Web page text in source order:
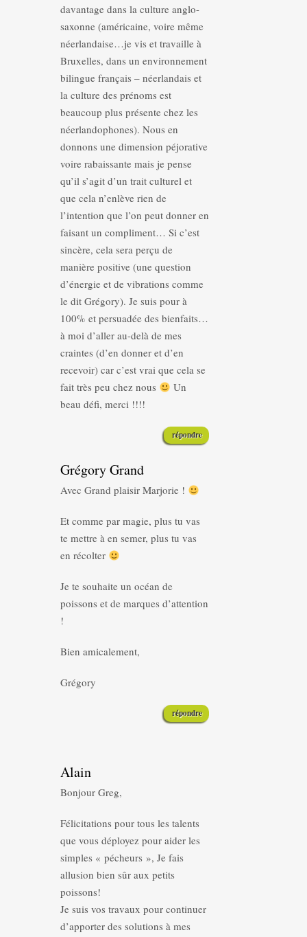
davantage dans la culture anglo-
saxonne (américaine, voire même
néerlandaise…je vis et travaille à
Bruxelles, dans un environnement
bilingue français – néerlandais et
la culture des prénoms est
beaucoup plus présente chez les
néerlandophones). Nous en
donnons une dimension péjorative
voire rabaissante mais je pense
qu’il s’agit d’un trait culturel et
que cela n’enlève rien de
l’intention que l’on peut donner en
faisant un compliment… Si c’est
sincère, cela sera perçu de
manière positive (une question
d’énergie et de vibrations comme
le dit Grégory). Je suis pour à
100% et persuadée des bienfaits…
à moi d’aller au-delà de mes
craintes (d’en donner et d’en
recevoir) car c’est vrai que cela se
fait très peu chez nous
Un
beau défi, merci !!!!
répondre
Grégory Grand
Avec Grand plaisir Marjorie !
Et comme par magie, plus tu vas
te mettre à en semer, plus tu vas
en récolter
Je te souhaite un océan de
poissons et de marques d’attention
!
Bien amicalement,
Grégory
répondre
Alain
Bonjour Greg,
Félicitations pour tous les talents
que vous déployez pour aider les
simples « pécheurs », Je fais
allusion bien sûr aux petits
poissons!
Je suis vos travaux pour continuer
d’apporter des solutions à mes